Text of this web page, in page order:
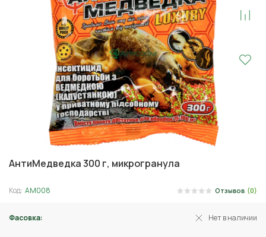
АнтиМедведка 300 г, микрогранула
Код: АМ008 Отзывов (0)
Фасовка: Нет в наличии